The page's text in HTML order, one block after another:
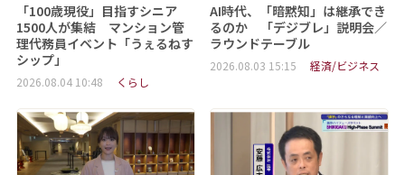
「100歳現役」目指すシニア
1500人が集結 マンション管
理代務員イベント「うぇるねす
シップ」
2026.08.04 10:48 くらし
AI時代、「暗黙知」は継承でき
るのか 「デジブレ」説明会／
ラウンドテーブル
2026.08.03 15:15 経済/ビジネス